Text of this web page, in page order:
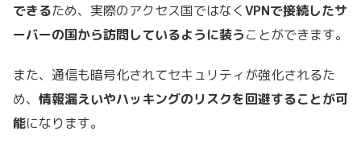
できるため、 実際のアクセス国ではなくVPNで接続したサ
ーバーの国から訪問しているように装うことができます。
また、通信も暗号化されてセキュリティが強化されるた
め、 情報漏えいやハッキングのリスクを回避することが可
能になります。